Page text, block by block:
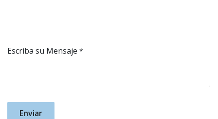
Escriba su Mensaje *
Enviar